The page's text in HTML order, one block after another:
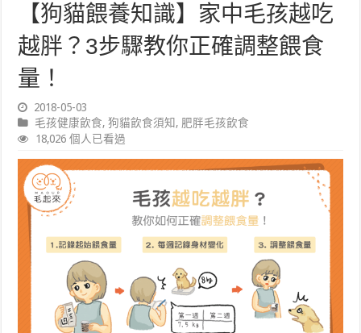
【狗貓餵養知識】家中毛孩越吃
越胖？3步驟教你正確調整餵食
量！
2018-05-03
毛孩健康飲食,狗貓飲食須知, 肥胖毛孩飲食
18,026 個人已看過